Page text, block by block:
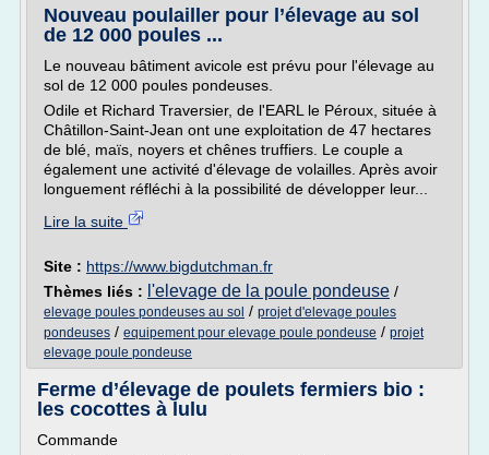
Nouveau poulailler pour l’élevage au sol
de 12 000 poules ...
Le nouveau bâtiment avicole est prévu pour l'élevage au
sol de 12 000 poules pondeuses.
Odile et Richard Traversier, de l'EARL le Péroux, située à
Châtillon-Saint-Jean ont une exploitation de 47 hectares
de blé, maïs, noyers et chênes truffiers. Le couple a
également une activité d'élevage de volailles. Après avoir
longuement réfléchi à la possibilité de développer leur...
Lire la suite
Site : https://www.bigdutchman.fr
Thèmes liés : l'elevage de la poule pondeuse /
elevage poules pondeuses au sol / projet d'elevage poules
pondeuses / equipement pour elevage poule pondeuse / projet
elevage poule pondeuse
Ferme d’élevage de poulets fermiers bio :
les cocottes à lulu
Commande